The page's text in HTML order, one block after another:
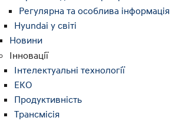
Регулярна та особлива інформація
Hyundai у світі
Новини
Інновації
Інтелектуальні технології
ЕКО
Продуктивність
Трансмісія